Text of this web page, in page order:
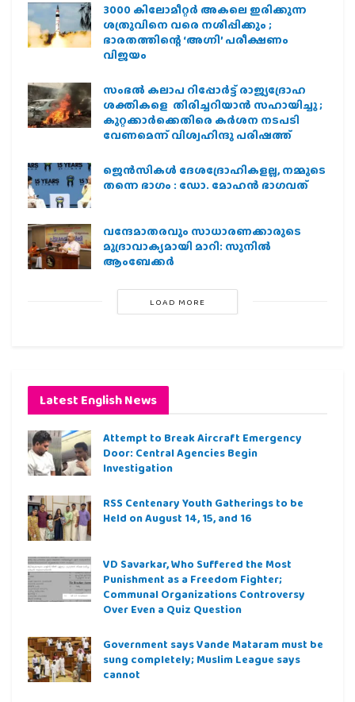
3000 കിലോമീറ്റർ അകലെ ഇരിക്കുന്ന
ശത്രുവിനെ വരെ നശിപ്പിക്കും ;
ഭാരതത്തിന്റെ ‘അഗ്നി’ പരീക്ഷണം
വിജയം
സംഭൽ കലാപ റിപ്പോർട്ട് രാജ്യദ്രോഹ
ശക്തികളെ തിരിച്ചറിയാൻ സഹായിച്ചു ;
കുറ്റക്കാർക്കെതിരെ കർശന നടപടി
വേണമെന്ന് വിശ്വഹിന്ദു പരിഷത്ത്
ജെന്‍സികള്‍ ദേശദ്രോഹികളല്ല, നമ്മുടെ
തന്നെ ഭാഗം : ഡോ. മോഹന്‍ ഭാഗവത്
വന്ദേമാതരവും സാധാരണക്കാരുടെ
മുദ്രാവാക്യമായി മാറി: സുനിൽ
ആംബേക്കർ
LOAD MORE
Latest English News
Attempt to Break Aircraft Emergency
Door: Central Agencies Begin
Investigation
RSS Centenary Youth Gatherings to be
Held on August 14, 15, and 16
VD Savarkar, Who Suffered the Most
Punishment as a Freedom Fighter;
Communal Organizations Controversy
Over Even a Quiz Question
Government says Vande Mataram must be
sung completely; Muslim League says
cannot